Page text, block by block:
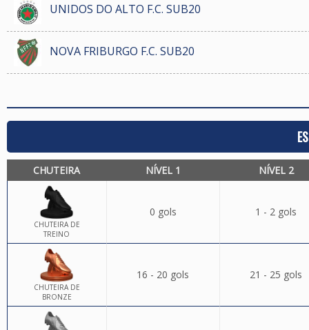
UNIDOS DO ALTO F.C. SUB20
NOVA FRIBURGO F.C. SUB20
CHUTEIRA NÍVEL 1 NÍVEL 2
CHUTEIRA DE
TREINO
0 gols 1 - 2 gols
CHUTEIRA DE
BRONZE
16 - 20 gols 21 - 25 gols